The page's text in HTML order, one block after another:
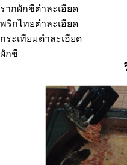
รากผักชีตำละเอียด
พริกไทยตำละเอียด
กระเทียมตำละเอียด
ผักชี